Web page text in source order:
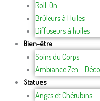
Roll-On
Brûleurs à Huiles
Diffuseurs à huiles
Bien-être
Soins du Corps
Ambiance Zen – Déco
Statues
Anges et Chérubins